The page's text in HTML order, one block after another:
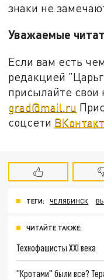
знаки не
Уважаемые
Если вам есть
редакцией
присылайте свои
grad@mail.ru
соцсети
ТЕГИ: ЧЕЛЯБИНСК
ЧИТАЙТЕ ТАКЖЕ:
Технофашисты XXI века
"Кротами" были все?